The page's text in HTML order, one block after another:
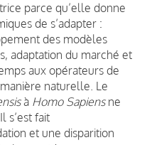
parce qu’elle donne
de s’adapter :
des modèles
adaptation du marché et
aux opérateurs de
naturelle. Le
à Homo Sapiensne
s’est fait
et une disparition